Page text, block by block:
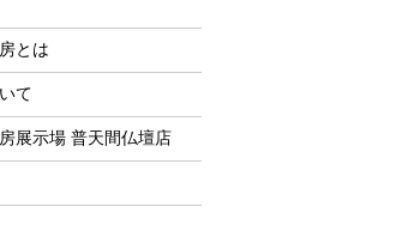
とは
て
展示場 普天間仏壇店